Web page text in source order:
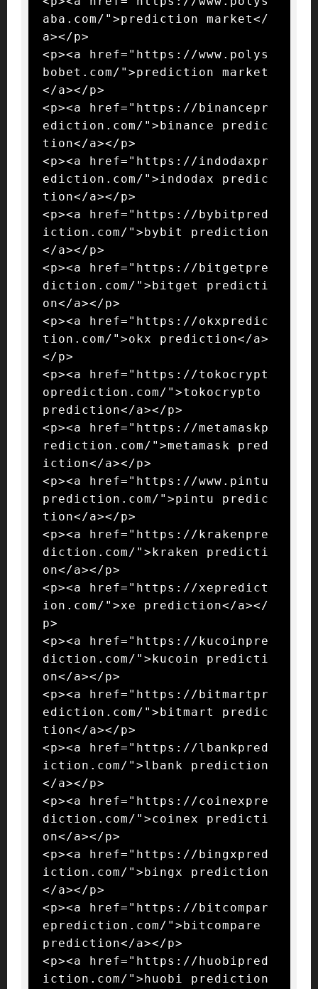
aba.com/">prediction market</
a></p>
<p><a href="https://www.polys
bobet.com/">prediction market
</a></p>
<p><a href="https://binancepr
ediction.com/">binance predic
tion</a></p>
<p><a href="https://indodaxpr
ediction.com/">indodax predic
tion</a></p>
<p><a href="https://bybitpred
iction.com/">bybit prediction
</a></p>
<p><a href="https://bitgetpre
diction.com/">bitget predicti
on</a></p>
<p><a href="https://okxpredic
tion.com/">okx prediction</a>
</p>
<p><a href="https://tokocrypt
oprediction.com/">tokocrypto
prediction</a></p>
<p><a href="https://metamaskp
rediction.com/">metamask pred
iction</a></p>
<p><a href="https://www.pintu
prediction.com/">pintu predic
tion</a></p>
<p><a href="https://krakenpre
diction.com/">kraken predicti
on</a></p>
<p><a href="https://xepredict
ion.com/">xe prediction</a></
p>
<p><a href="https://kucoinpre
diction.com/">kucoin predicti
on</a></p>
<p><a href="https://bitmartpr
ediction.com/">bitmart predic
tion</a></p>
<p><a href="https://lbankpred
iction.com/">lbank prediction
</a></p>
<p><a href="https://coinexpre
diction.com/">coinex predicti
on</a></p>
<p><a href="https://bingxpred
iction.com/">bingx prediction
</a></p>
<p><a href="https://bitcompar
eprediction.com/">bitcompare
prediction</a></p>
<p><a href="https://huobipred
iction.com/">huobi prediction